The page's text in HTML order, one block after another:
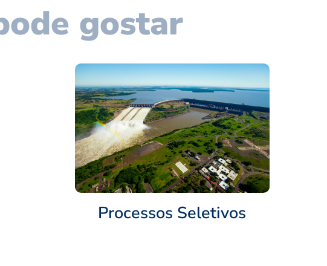
gostar
Processos Seletivos